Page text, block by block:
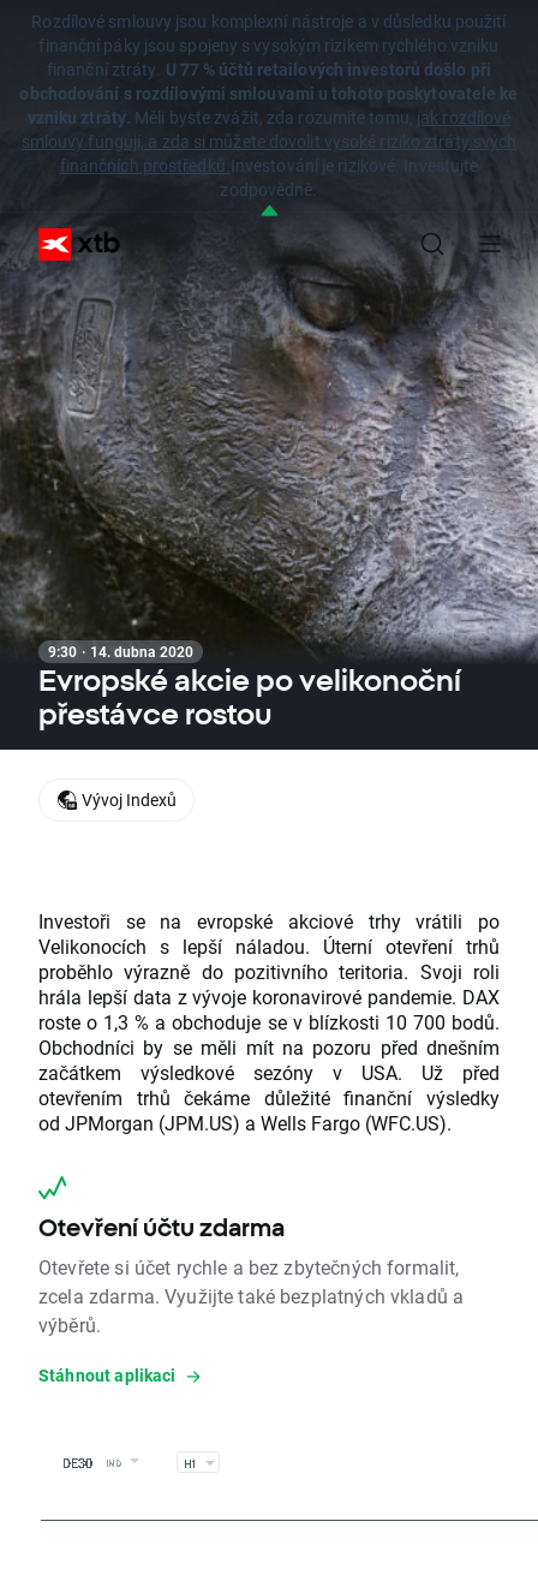
Rozdílové smlouvy jsou komplexní nástroje a v důsledku použití
finanční páky jsou spojeny s vysokým rizikem rychlého vzniku
finanční ztráty. U 77 % účtů retailových investorů došlo při
obchodování s rozdílovými smlouvami u tohoto poskytovatele ke
vzniku ztráty. Měli byste zvážit, zda rozumíte tomu, jak rozdílové
smlouvy fungují, a zda si můžete dovolit vysoké riziko ztráty svých
finančních prostředků.Investování je rizikové. Investujte
zodpovědně.
9:30 · 14. dubna 2020
Evropské akcie po velikonoční
přestávce rostou
Investoři se na evropské akciové trhy vrátili po
Velikonocích s lepší náladou. Úterní otevření trhů
proběhlo výrazně do pozitivního teritoria. Svoji roli
hrála lepší data z vývoje koronavirové pandemie. DAX
roste o 1,3 % a obchoduje se v blízkosti 10 700 bodů.
Obchodníci by se měli mít na pozoru před dnešním
začátkem výsledkové sezóny v USA. Už před
otevřením trhů čekáme důležité finanční výsledky
od JPMorgan (JPM.US) a Wells Fargo (WFC.US).
Otevření účtu zdarma
Otevřete si účet rychle a bez zbytečných formalit,
zcela zdarma. Využijte také bezplatných vkladů a
výběrů.
Stáhnout aplikaci
Vývoj Indexů